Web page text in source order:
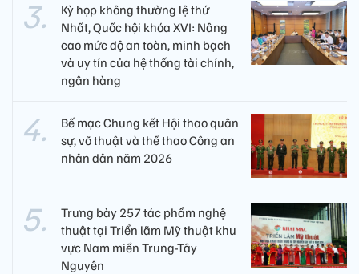
Kỳ họp không thường lệ thứ
Nhất, Quốc hội khóa XVI: Nâng
cao mức độ an toàn, minh bạch
và uy tín của hệ thống tài chính,
ngân hàng
Bế mạc Chung kết Hội thao quân
sự, võ thuật và thể thao Công an
nhân dân năm 2026
Trưng bày 257 tác phẩm nghệ
thuật tại Triển lãm Mỹ thuật khu
vực Nam miền Trung-Tây
Nguyên